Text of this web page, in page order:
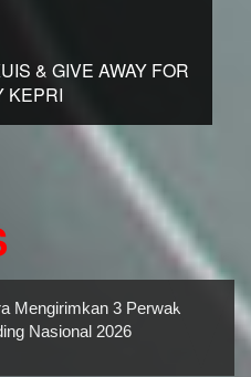
& GIVE AWAY FOR
KEPRI
Mengirimkan 3 Perwakilan
Nasional 2026